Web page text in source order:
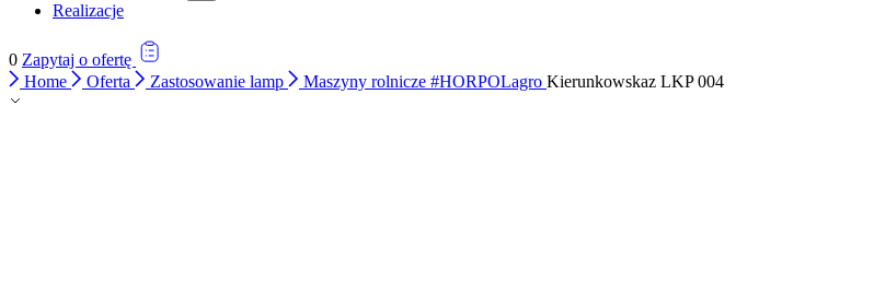
Realizacje
0 Zapytaj o ofertę
Home
Oferta Zastosowanie lamp Maszyny rolnicze #HORPOLagro Kierunkowskaz LKP 004